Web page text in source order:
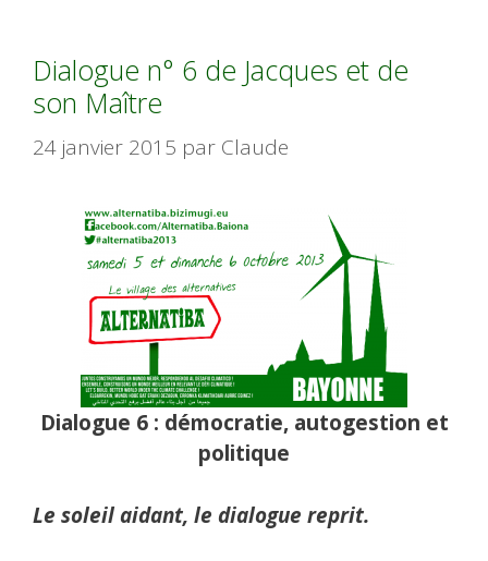
Dialogue n° 6 de Jacques et de
son Maître
24 janvier 2015 par Claude
Dialogue 6 : démocratie, autogestion et
politique
Le soleil aidant, le dialogue reprit.